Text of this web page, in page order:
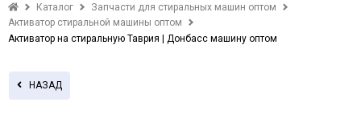
Каталог
Запчасти для стиральных машин оптом
Активатор стиральной машины оптом
Активатор на стиральную Таврия | Донбасс машину оптом
НАЗАД